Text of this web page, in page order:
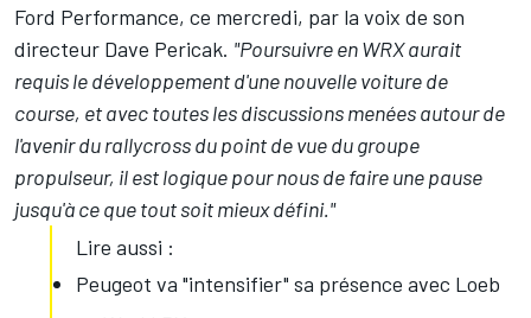
Ford Performance, ce mercredi, par la voix de son
directeur Dave Pericak. "Poursuivre en WRX aurait
requis le développement d'une nouvelle voiture de
course, et avec toutes les discussions menées autour de
l'avenir du rallycross du point de vue du groupe
propulseur, il est logique pour nous de faire une pause
jusqu'à ce que tout soit mieux défini."
Lire aussi :
Peugeot va "intensifier" sa présence avec Loeb